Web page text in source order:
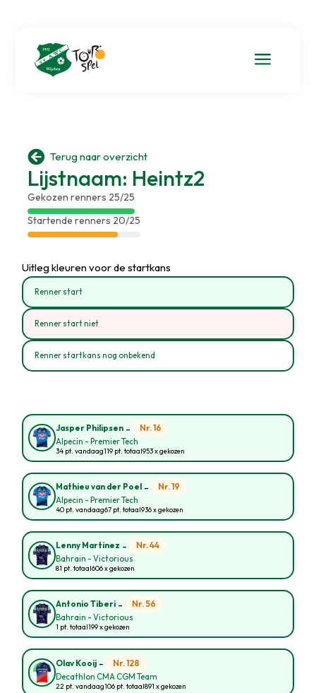
a
 Terug naar overzicht
Lijstnaam: Heintz2
Gekozen renners 25/25
Startende renners 20/25
Uitleg kleuren voor de startkans
Renner start
Renner start niet
Renner startkans nog onbekend
Jasper Philipsen - Nr. 16
Alpecin - Premier Tech
34 pt. vandaag119 pt. totaal953 x gekozen
Mathieu van der Poel - Nr. 19
Alpecin - Premier Tech
40 pt. vandaag67 pt. totaal936 x gekozen
Lenny Martinez - Nr. 44
Bahrain - Victorious
81 pt. totaal606 x gekozen
Antonio Tiberi - Nr. 56
Bahrain - Victorious
1 pt. totaal199 x gekozen
Olav Kooij - Nr. 128
Decathlon CMA CGM Team
22 pt. vandaag106 pt. totaal891 x gekozen